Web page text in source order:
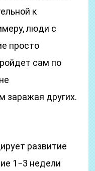
к
люди с
просто
сам по
заражая других.
развитие
1−3 недели